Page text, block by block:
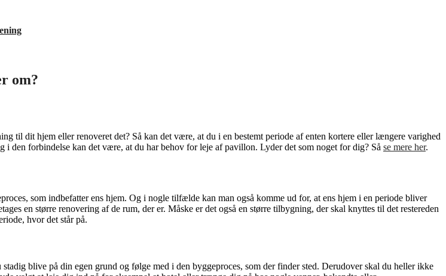
om?
til dit hjem eller renoveret det? Så kan det være, at du i en bestemt periode af enten kortere eller længere varighed
den forbindelse kan det være, at du har behov for leje af pavillon. Lyder det som noget for dig? Så se mere her.
som indbefatter ens hjem. Og i nogle tilfælde kan man også komme ud for, at ens hjem i en periode bliver
en større renovering af de rum, der er. Måske er det også en større tilbygning, der skal knyttes til det restereden
hvor det står på.
blive på din egen grund og følge med i den byggeproces, som der finder sted. Derudover skal du heller ikke